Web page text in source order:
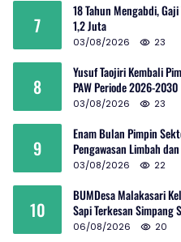
7
18 Tahun Mengabdi,
1,2 Juta
03/08/2026 23
8
Yusuf Taojiri Kembali
PAW Periode 2026-2030
03/08/2026 23
9
Enam Bulan Pimpin
Pengawasan Limbah
03/08/2026 22
10
BUMDesa Malakasari
Sapi Terkesan Simpang
06/08/2026 20